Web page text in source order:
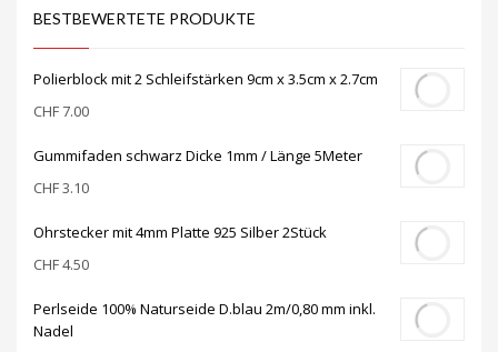
BESTBEWERTETE PRODUKTE
Polierblock mit 2 Schleifstärken 9cm x 3.5cm x 2.7cm
CHF7.00
Gummifaden schwarz Dicke 1mm / Länge 5Meter
CHF3.10
Ohrstecker mit 4mm Platte 925 Silber 2Stück
CHF4.50
Perlseide 100% Naturseide D.blau 2m/0,80 mm inkl.
Nadel